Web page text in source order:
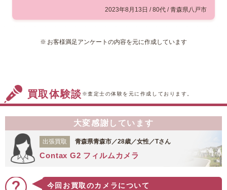
八戸市にお住まいのお客様よりご
依頼を受け、ペンタックスの
きました。こちらは1969年に発売
カメラマンが愛用していました。依頼品はしっか
りと使い込まれていることがわかる状態でした
が、気になる汚れ・傷などはなく、ほどよく昭和
の味を感じるものでした。今回はこの『67』の状
態や価値を考慮し、お値段のほうも頑張らせてい
ただきました。福ちゃんをご利用いただき、あり
がとうございました。
2023年8月13日 / 80代 / 青森県八戸市
お客様満足アンケートの内容を元に作成しています
買取体験談 ※査定士の体験を元に作成しております。
大変感謝しています
出張買取 青森県青森市／28歳／女性／Tさん
Contax G2 フィルムカメラ
今回お買取のカメラについて